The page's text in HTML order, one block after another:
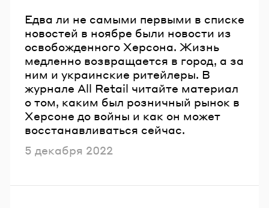
Едва ли не самыми первыми в списке
новостей в ноябре были новости из
освобожденного Херсона. Жизнь
медленно возвращается в город, а за
ним и украинские ритейлеры. В
журнале All Retail читайте материал
о том, каким был розничный рынок в
Херсоне до войны и как он может
восстанавливаться сейчас.
Опубликовано
5 декабря 2022